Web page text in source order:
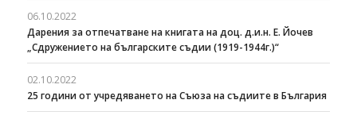
06.10.2022
Дарения за отпечатване на книгата на доц. д.и.н. Е. Йочев
„Сдружението на българските съдии (1919-1944г.)“
02.10.2022
25 години от учредяването на Съюза на съдиите в България